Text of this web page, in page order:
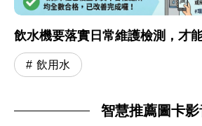
飲水機要落實日常維護檢測，才
飲用水
智慧推薦圖卡影